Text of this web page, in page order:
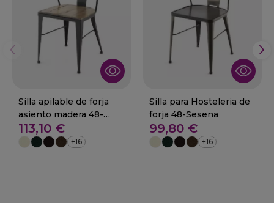
Silla apilable de forja
asiento madera 48-
Guardamar
113,10 €
+16
Silla para Hosteleria de
forja 48-Sesena
99,80 €
+16